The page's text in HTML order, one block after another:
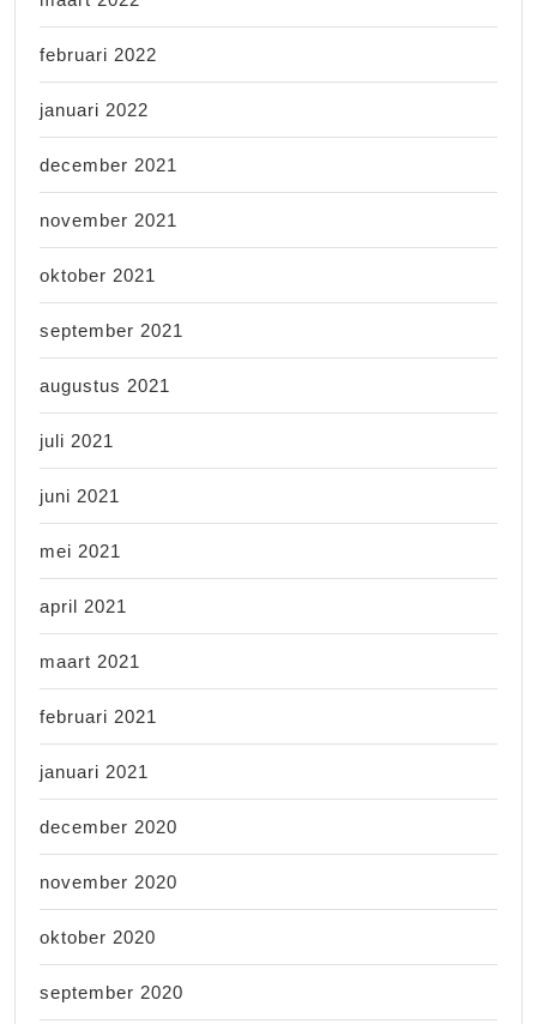
februari 2022
januari 2022
december 2021
november 2021
oktober 2021
september 2021
augustus 2021
juli 2021
juni 2021
mei 2021
april 2021
maart 2021
februari 2021
januari 2021
december 2020
november 2020
oktober 2020
september 2020